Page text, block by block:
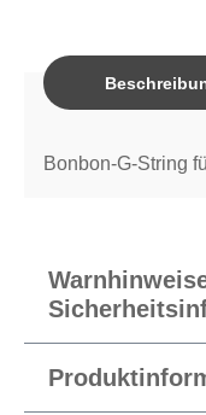
Bonbon-G-String